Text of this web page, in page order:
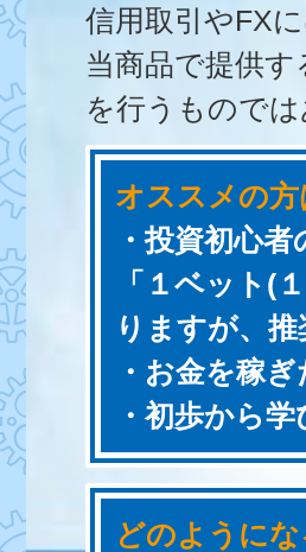
信用取引やFX
当商品で提供
を行うもので
オススメの方
・投資初心
「１ベット(
りますが、推
・お金を稼ぎ
・初歩から学
どのようにな